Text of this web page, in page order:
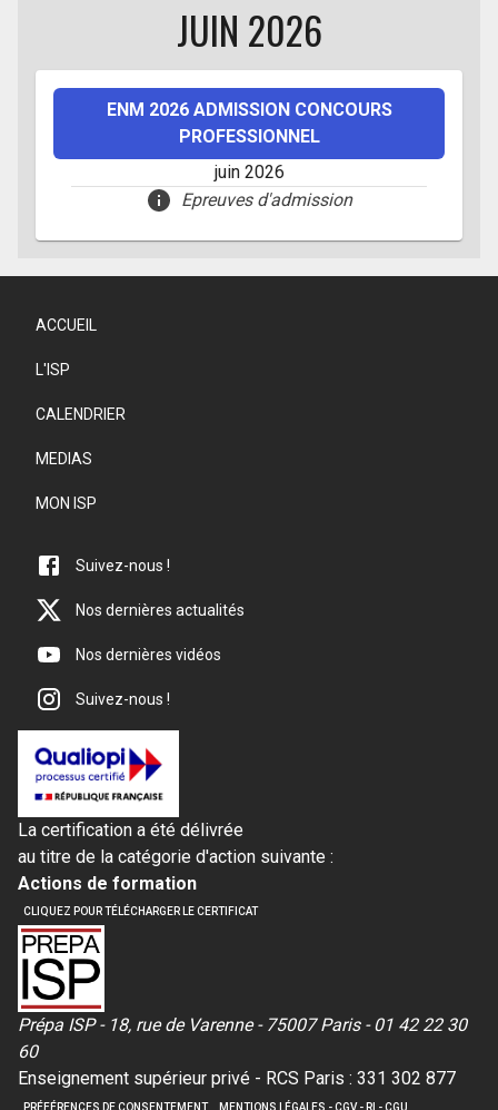
JUIN 2026
ENM 2026 ADMISSION CONCOURS
PROFESSIONNEL
juin 2026
Epreuves d'admission
ACCUEIL
L'ISP
CALENDRIER
MEDIAS
MON ISP
Suivez-nous !
Nos dernières actualités
Nos dernières vidéos
Suivez-nous !
La certification a été délivrée
au titre de la catégorie d'action suivante :
Actions de formation
CLIQUEZ POUR TÉLÉCHARGER LE CERTIFICAT
Prépa ISP - 18, rue de Varenne - 75007 Paris - 01 42 22 30
60
Enseignement supérieur privé - RCS Paris : 331 302 877
PRÉFÉRENCES DE CONSENTEMENT MENTIONS LÉGALES - CGV - RI - CGU